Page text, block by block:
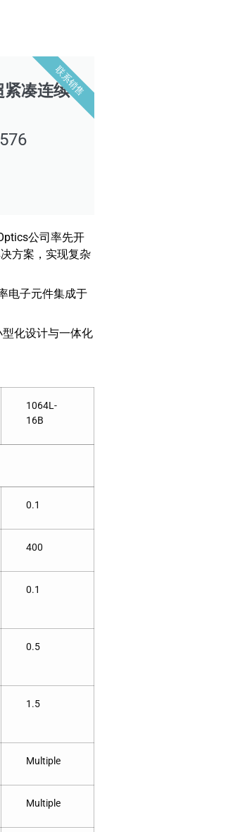
凑连续联系销售
公司率先开
方案，实现复杂
电子元件集成于
化设计与一体化
1064L-
16B
0.1
400
0.1
0.5
1.5
Multiple
Multiple